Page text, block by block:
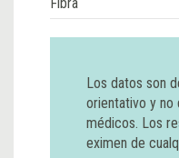
Los datos son
orientativo y no
médicos. Los
eximen de